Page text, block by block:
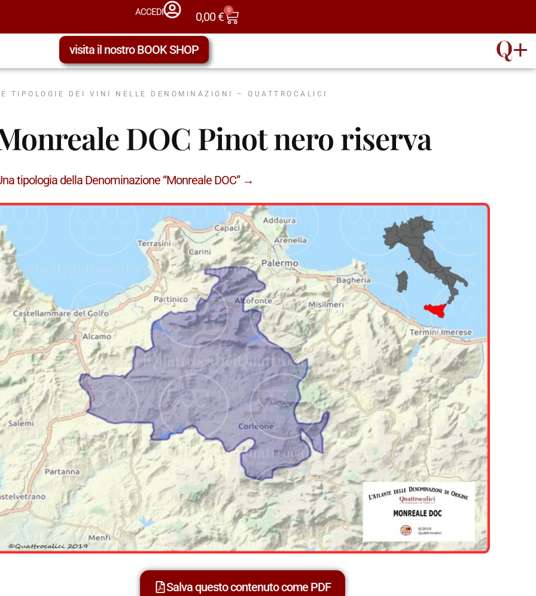
ACCEDI 0,00€ 0
visita il nostro BOOK SHOP
TIPOLOGIE DEI VINI NELLE DENOMINAZIONI – QUATTROCALICI
DOC Pinot nero riserva
tipologia della Denominazione “Monreale DOC” →
Salva questo contenuto come PDF